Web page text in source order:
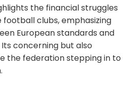
the financial struggles
football clubs, emphasizing
European standards and
concerning but also
the federation stepping in to